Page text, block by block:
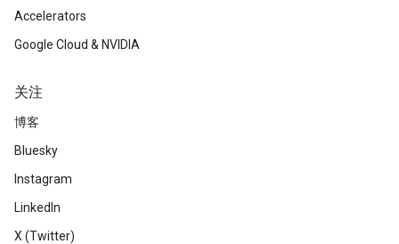
Accelerators
Google Cloud & NVIDIA
关注
博客
Bluesky
Instagram
LinkedIn
X (Twitter)